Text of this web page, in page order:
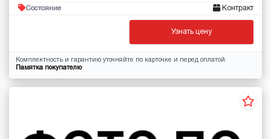
Состояние Контракт
Узнать цену
Комплектность и гарантию уточняйте по карточке и перед оплатой.
Памятка покупателю